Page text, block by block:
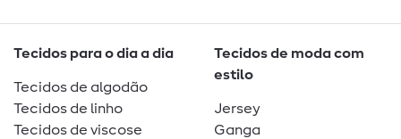
Tecidos para o dia a dia
Tecidos de algodão
Tecidos de linho
Tecidos de viscose
Tecidos de moda com
estilo
Jersey
Ganga